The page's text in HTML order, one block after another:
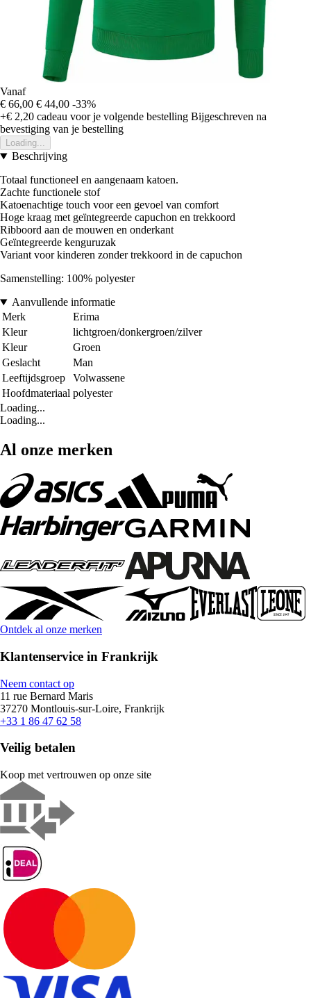
Vanaf
€ 66,00 € 44,00 -33%
+€ 2,20 cadeau voor je volgende bestelling Bijgeschreven na
bevestiging van je bestelling
Loading...
Beschrijving
Totaal functioneel en aangenaam katoen.
Zachte functionele stof
Katoenachtige touch voor een gevoel van comfort
Hoge kraag met geïntegreerde capuchon en trekkoord
Ribboord aan de mouwen en onderkant
Geïntegreerde kenguruzak
Variant voor kinderen zonder trekkoord in de capuchon
Samenstelling: 100% polyester
Aanvullende informatie
Merk
Erima
Kleur
lichtgroen/donkergroen/zilver
Kleur
Groen
Geslacht
Man
Leeftijdsgroep
Volwassene
Hoofdmateriaal polyester
Loading...
Loading...
Al onze merken
Ontdek al onze merken
Klantenservice in Frankrijk
Neem contact op
11 rue Bernard Maris
37270 Montlouis-sur-Loire, Frankrijk
+33 1 86 47 62 58
Veilig betalen
Koop met vertrouwen op onze site